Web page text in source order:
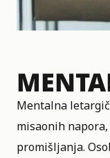
Mentalna
misaonih
promišljanja.